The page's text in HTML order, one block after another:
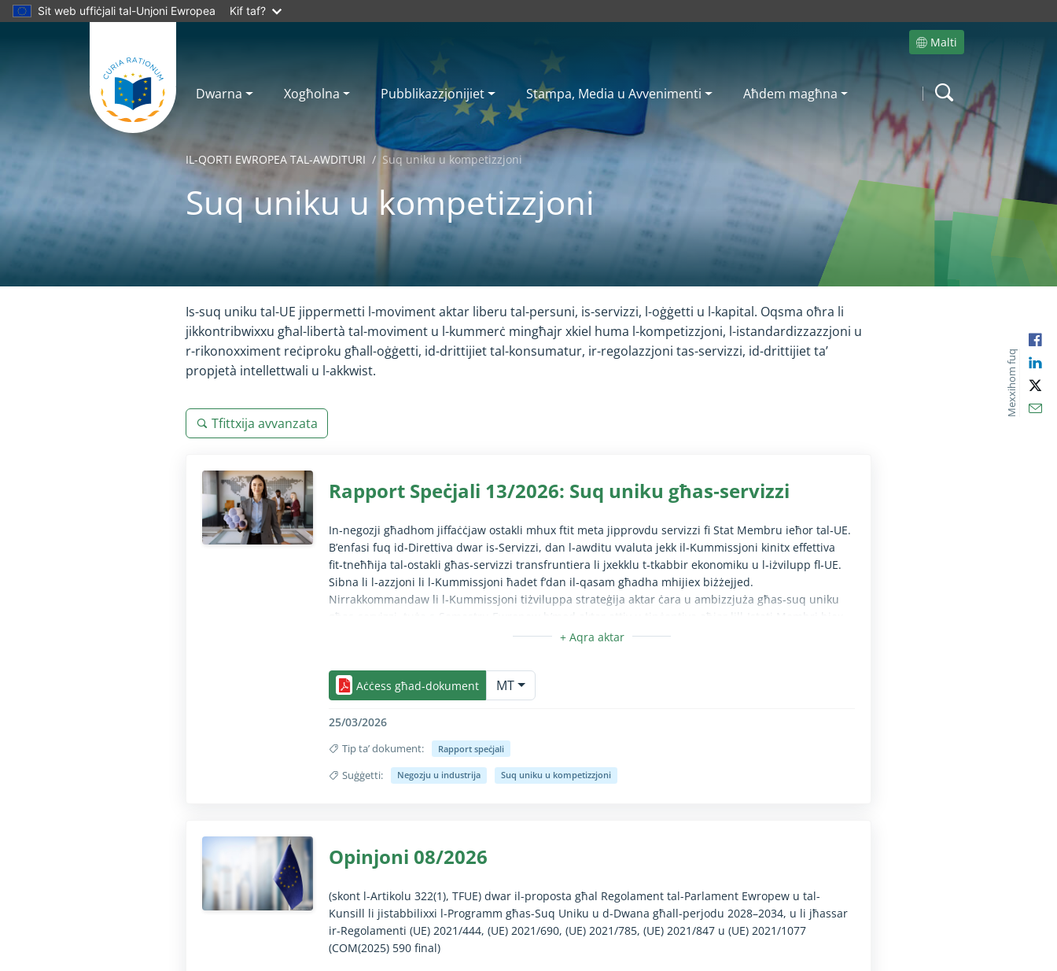
Sit web uffiċjali tal-Unjoni Ewropea Kif taf?
Malti
Site language
Dwarna Xogħolna Pubblikazzjonijiet Stampa, Media u Avvenimenti Aħdem magħna Search
IL-QORTI EWROPEA TAL-AWDITURI Suq uniku u kompetizzjoni
Suq uniku u kompetizzjoni
Mexxihom fuq
X
Is-suq uniku tal-UE jippermetti l-moviment aktar liberu tal-persuni, is-servizzi, l-oġġetti u l-kapital. Oqsma oħra li
jikkontribwixxu għal-libertà tal-moviment u l-kummerċ mingħajr xkiel huma l-kompetizzjoni, l-istandardizzazzjoni u
r-rikonoxximent reċiproku għall-oġġetti, id-drittijiet tal-konsumatur, ir-regolazzjoni tas-servizzi, id-drittijiet ta’
propjetà intellettwali u l-akkwist.
Tfittxija avvanzata
Rapport Speċjali 13/2026: Suq uniku għas‑servizzi
In‑negozji għadhom jiffaċċjaw ostakli mhux ftit meta jipprovdu servizzi fi Stat Membru ieħor tal‑UE.
B’enfasi fuq id‑Direttiva dwar is‑Servizzi, dan l‑awditu vvaluta jekk il‑Kummissjoni kinitx effettiva
fit‑tneħħija tal‑ostakli għas‑servizzi transfruntiera li jxekklu t‑tkabbir ekonomiku u l‑iżvilupp fl‑UE.
Sibna li l‑azzjoni li l‑Kummissjoni ħadet f’dan il‑qasam għadha mhijiex biżżejjed.
Nirrakkommandaw li l‑Kummissjoni tiżviluppa strateġija aktar ċara u ambizzjuża għas‑suq uniku
għas‑servizzi, tuża s‑Semestru Ewropew b’mod aktar attiv u tinċentiva aħjar lill‑Istati Membri biex
iwettqu r‑riformi neċessarji. Jenħtieġ li hija: tiċċara l‑leġiżlazzjoni, tiffoka l‑infurzar minħabba ksur
transfruntiera, u timmonitorja u tevala l‑progress fit‑tlestija tas‑suq uniku għas‑servizzi.
Aċċess għad-dokument
MT
25/03/2026
Tip ta’ dokument: Rapport speċjali
Suġġetti:
Il-funzjoni Kollassa/Espandi hija kompletament disponibbli biss għall-utenti mingħajr diżabbiltà fil-vista (it-test diġà huwa disponibbli
Negozju u industrija Suq uniku u kompetizzjoni
Opinjoni 08/2026
​(skont l-Artikolu 322(1), TFUE) dwar il-proposta għal Regolament tal-Parlament Ewropew u tal-
Kunsill li jistabbilixxi l-Programm għas-Suq Uniku u d-Dwana għall-perjodu 2028–2034, u li jħassar
ir-Regolamenti (UE) 2021/444, (UE) 2021/690, (UE) 2021/785, (UE) 2021/847 u (UE) 2021/1077
(COM(2025) 590 final)​